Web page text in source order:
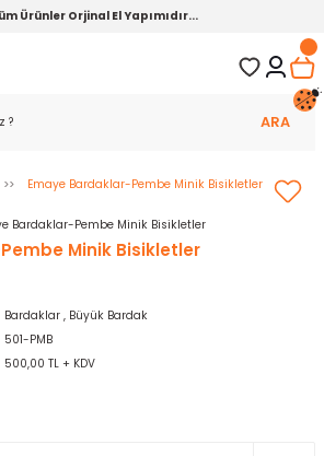
Ürünler Orjinal El Yapımıdır...
ARA
Emaye Bardaklar-Pembe Minik Bisikletler
Minik Bisikletler
Bardaklar , Büyük Bardak
501-PMB
500,00 TL + KDV